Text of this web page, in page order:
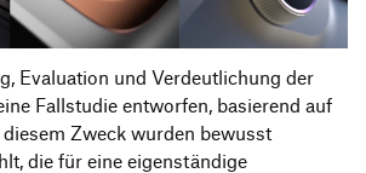
Evaluation und Verdeutlichung der
Fallstudie entworfen, basierend auf
Zweck wurden bewusst
die für eine eigenständige